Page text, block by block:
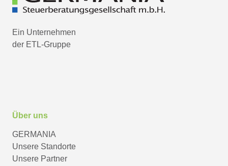
Ein Unternehmen
der ETL-Gruppe
Über uns
GERMANIA
Unsere Standorte
Unsere Partner